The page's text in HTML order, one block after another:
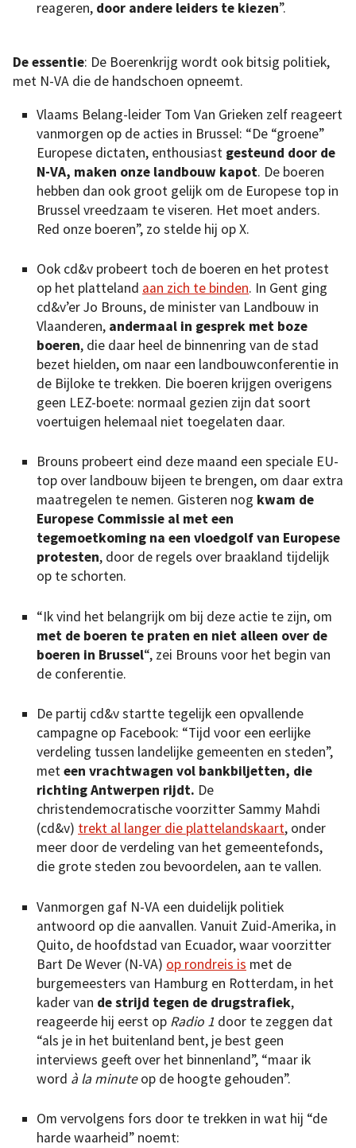
reageren, door andere leiders te kiezen”.
De essentie: De Boerenkrijg wordt ook bitsig politiek,
met N-VA die de handschoen opneemt.
Vlaams Belang-leider Tom Van Grieken zelf reageert
vanmorgen op de acties in Brussel: “De “groene”
Europese dictaten, enthousiast gesteund door de
N-VA, maken onze landbouw kapot. De boeren
hebben dan ook groot gelijk om de Europese top in
Brussel vreedzaam te viseren. Het moet anders.
Red onze boeren”, zo stelde hij op X.
Ook cd&v probeert toch de boeren en het protest
op het platteland aan zich te binden. In Gent ging
cd&v’er Jo Brouns, de minister van Landbouw in
Vlaanderen, andermaal in gesprek met boze
boeren, die daar heel de binnenring van de stad
bezet hielden, om naar een landbouwconferentie in
de Bijloke te trekken. Die boeren krijgen overigens
geen LEZ-boete: normaal gezien zijn dat soort
voertuigen helemaal niet toegelaten daar.
Brouns probeert eind deze maand een speciale EU-
top over landbouw bijeen te brengen, om daar extra
maatregelen te nemen. Gisteren nog kwam de
Europese Commissie al met een
tegemoetkoming na een vloedgolf van Europese
protesten, door de regels over braakland tijdelijk
op te schorten.
“Ik vind het belangrijk om bij deze actie te zijn, om
met de boeren te praten en niet alleen over de
boeren in Brussel“, zei Brouns voor het begin van
de conferentie.
De partij cd&v startte tegelijk een opvallende
campagne op Facebook: “Tijd voor een eerlijke
verdeling tussen landelijke gemeenten en steden”,
meteen vrachtwagen vol bankbiljetten, die
richting Antwerpen rijdt. De
christendemocratische voorzitter Sammy Mahdi
(cd&v) trekt al langer die plattelandskaart, onder
meer door de verdeling van het gemeentefonds,
die grote steden zou bevoordelen, aan te vallen.
Vanmorgen gaf N-VA een duidelijk politiek
antwoord op die aanvallen. Vanuit Zuid-Amerika, in
Quito, de hoofdstad van Ecuador, waar voorzitter
Bart De Wever (N-VA) op rondreis is met de
burgemeesters van Hamburg en Rotterdam, in het
kader van de strijd tegen de drugstrafiek,
reageerde hij eerst op Radio 1 door te zeggen dat
“als je in het buitenland bent, je best geen
interviews geeft over het binnenland”, “maar ik
word à la minuteop de hoogte gehouden”.
Om vervolgens fors door te trekken in wat hij “de
harde waarheid” noemt: